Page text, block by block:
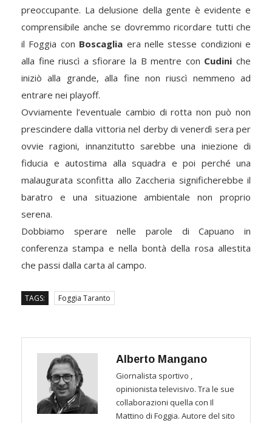
preoccupante. La delusione della gente è evidente e
comprensibile anche se dovremmo ricordare tutti che
il Foggia con Boscaglia era nelle stesse condizioni e
alla fine riuscì a sfiorare la B mentre con Cudini che
iniziò alla grande, alla fine non riuscì nemmeno ad
entrare nei playoff.
Ovviamente l’eventuale cambio di rotta non può non
prescindere dalla vittoria nel derby di venerdì sera per
ovvie ragioni, innanzitutto sarebbe una iniezione di
fiducia e autostima alla squadra e poi perché una
malaugurata sconfitta allo Zaccheria significherebbe il
baratro e una situazione ambientale non proprio
serena.
Dobbiamo sperare nelle parole di Capuano in
conferenza stampa e nella bontà della rosa allestita
che passi dalla carta al campo.
TAGS: Foggia Taranto
Alberto Mangano
Giornalista sportivo ,
opinionista televisivo. Tra le sue
collaborazioni quella con Il
Mattino di Foggia. Autore del sito